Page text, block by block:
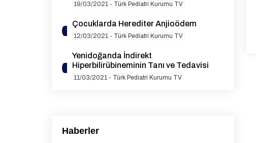
19/03/2021 - Türk Pediatri Kurumu TV
Çocuklarda Herediter Anjioödem
12/03/2021 - Türk Pediatri Kurumu TV
Yenidoğanda İndirekt
Hiperbilirübineminin Tanı ve Tedavisi
11/03/2021 - Türk Pediatri Kurumu TV
Değişen Alışkanlıklarımız ve Günlük
Haberler